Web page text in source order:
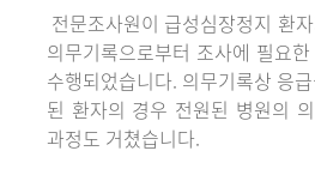
전문조사원이 급성심장정지 환
의무기록으로부터 조사에 필요
수행되었습니다. 의무기록상 응
된 환자의 경우 전원된 병원의
과정도 거쳤습니다.